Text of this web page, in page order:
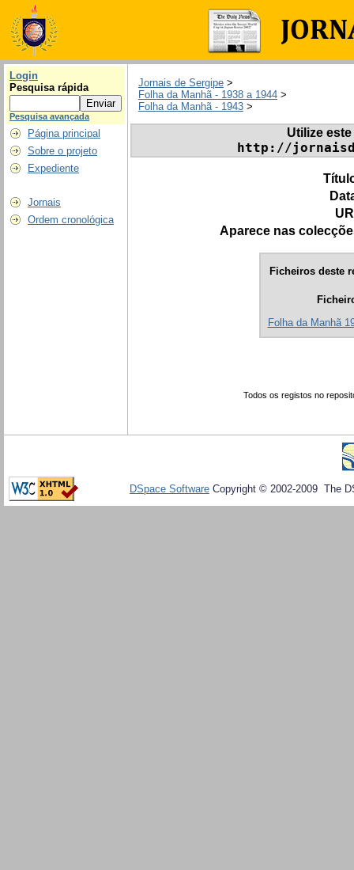
Login
Pesquisa rápida
Pesquisa avançada
Página principal
Sobre o projeto
Expediente
Jornais
Ordem cronológica
Jornais de Sergipe >
Folha da Manhã - 1938 a 1944 >
Folha da Manhã - 1943 >
Utilize
http://
Aparece nas
Ficheiros deste
Folha da Manhã
Todos os registos no
DSpace Software Copyright © 2002-2009 The